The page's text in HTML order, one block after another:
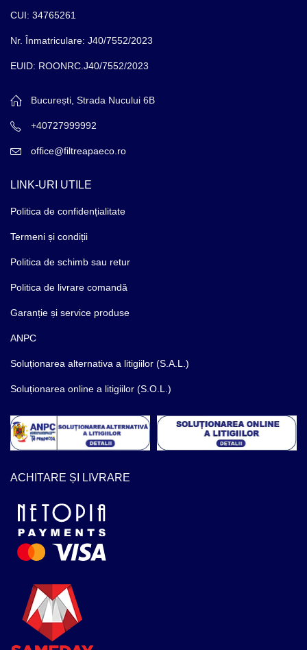
CUI: 34765261
Nr. Înmatriculare: J40/7552/2023
EUID: ROONRC.J40/7552/2023
București, Strada Nucului 6B
+40727999992
office@filtreapaeco.ro
LINK-URI UTILE
Politica de confidențialitate
Termeni și condiții
Politica de schimb sau retur
Politica de livrare comandă
Garanție și service produse
ANPC
Soluționarea alternativa a litigiilor (S.A.L.)
Soluționarea online a litigiilor (S.O.L.)
ACHITARE ȘI LIVRARE